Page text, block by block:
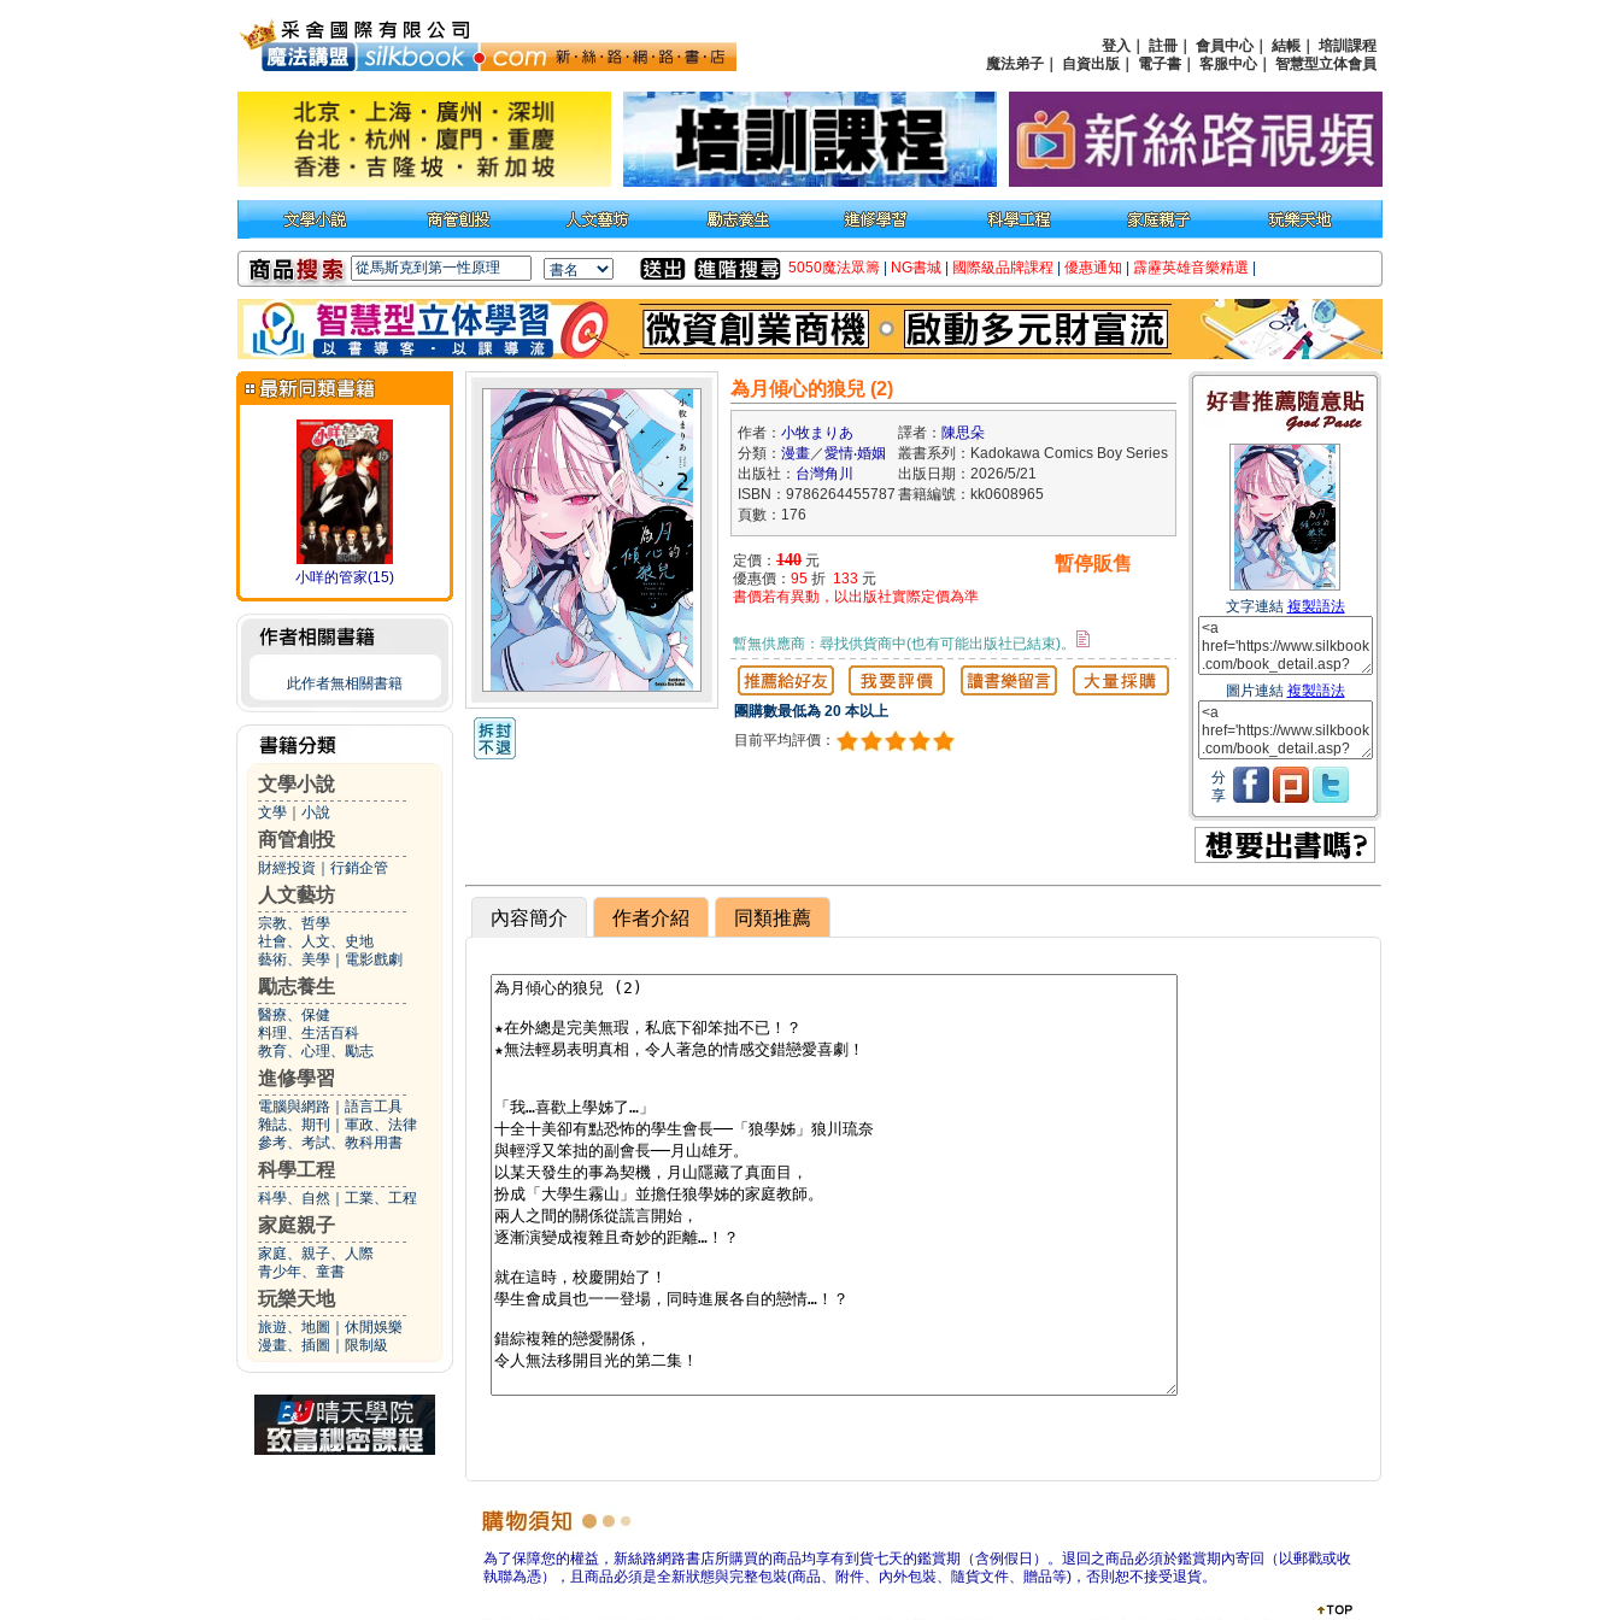
登入 註冊 會員中心｜ 結帳
培訓課程
魔法弟子
自資出版 電子書 客服中心｜ 智慧型立体會員
5050魔法眾籌 NG書城 國際級品牌課程 優惠通知 霹靂英雄音樂精選
小咩的管家(15)
此作者無相關書籍
文學小說
文學 小說
商管創投
財經投資 行銷企管
人文藝坊
宗教、哲學
社會、人文、史地
藝術、美學
電影戲劇
勵志養生
醫療、保健
料理、生活百科
教育、心理、勵志
進修學習
電腦與網路
語言工具
雜誌、期刊
軍政、法律
參考、考試、教科用書
科學工程
科學、自然 工業、工程
家庭親子
家庭、親子、人際
青少年、童書
玩樂天地
旅遊、地圖
休閒娛樂
漫畫、插圖
限制級
為月傾心的狼兒 (2)
作者： 小牧まりあ 譯者： 陳思朵
分類： 漫畫／愛情‧婚姻
叢書系列：Kadokawa Comics Boy Series
出版社： 台灣角川
出版日期：2026/5/21
ISBN：9786264455787 書籍編號：kk0608965
頁數：176
定價： 140 元
優惠價： 95 折 133 元
書價若有異動，以出版社實際定價為準
暫停販售
暫無供應商：尋找供貨商中(也有可能出版社已結束)。
團購數最低為 20 本以上
目前平均評價：
文字連結 複製語法
圖片連結 複製語法
分
享
內容簡介 作者介紹 同類推薦
為了保障您的權益，新絲路網路書店所購買的商品均享有到貨七天的鑑賞期（含例假日）。退回之商品必須於鑑賞期內寄回（以郵戳或收
執聯為憑），且商品必須是全新狀態與完整包裝(商品、附件、內外包裝、隨貨文件、贈品等)，否則恕不接受退貨。